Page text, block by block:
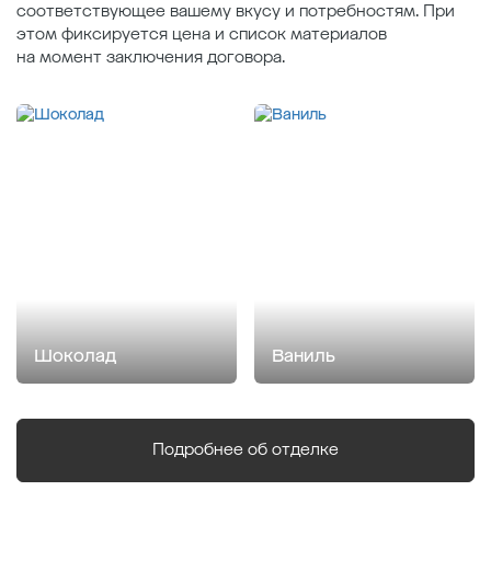
соответствующее вашему вкусу и потребностям. При
этом фиксируется цена и список материалов
на момент заключения договора.
Шоколад Ваниль
Подробнее об отделке